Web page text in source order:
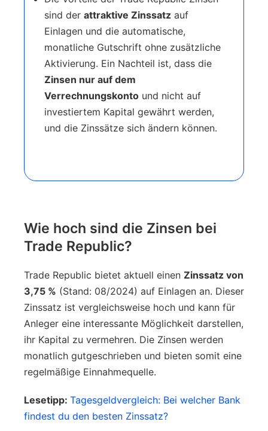
sind der attraktive Zinssatz auf
Einlagen und die automatische,
monatliche Gutschrift ohne zusätzliche
Aktivierung. Ein Nachteil ist, dass die
Zinsen nur auf dem
Verrechnungskonto und nicht auf
investiertem Kapital gewährt werden,
und die Zinssätze sich ändern können.
Wie hoch sind die Zinsen bei
Trade Republic?
Trade Republic bietet aktuell einen Zinssatz von
3,75 % (Stand: 08/2024) auf Einlagen an. Dieser
Zinssatz ist vergleichsweise hoch und kann für
Anleger eine interessante Möglichkeit darstellen,
ihr Kapital zu vermehren. Die Zinsen werden
monatlich gutgeschrieben und bieten somit eine
regelmäßige Einnahmequelle.
Lesetipp: Tagesgeldvergleich: Bei welcher Bank
findest du den besten Zinssatz?